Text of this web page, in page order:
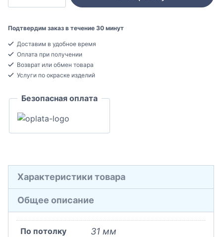
Plus
Карниз
потолочный
Дюрополимер
Подтвердим заказ в течение 30 минут
Доставим в удобное время
Оплата при получении
Возврат или обмен товара
Услуги по окраске изделий
Безопасная оплата
Характеристики товара
Общее описание
По потолку 31 мм